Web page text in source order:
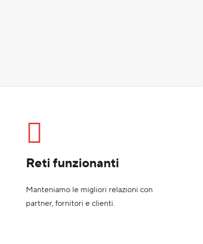
Reti funzionanti
Manteniamo le migliori relazioni con
partner, fornitori e clienti.